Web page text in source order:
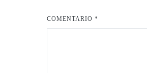
COMENTARIO *